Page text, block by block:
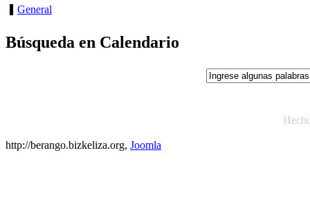
General
Búsqueda en Calendario
http://berango.bizkeliza.org, Joomla